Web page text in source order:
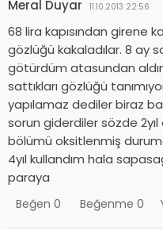
Meral Duyar 11.10.2013 22:56
68 lira kapısından girene
gözlüğü kakaladılar. 8 ay
götürdüm atasundan
sattıkları gözlüğü
yapılamaz dediler biraz
sorun giderdiler sözde
bölümü oksitlenmiş
4yıl kullandım hala
paraya
Beğen 0 Beğenme 0